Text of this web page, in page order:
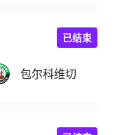
包尔科维切
已结束